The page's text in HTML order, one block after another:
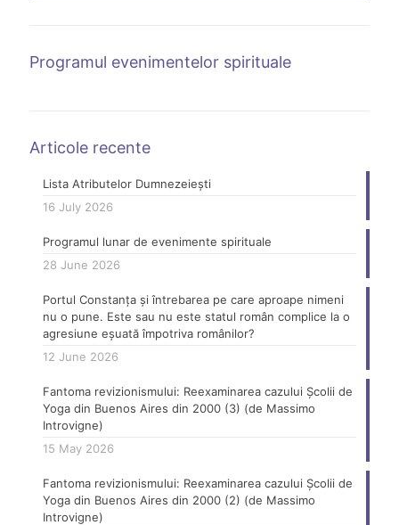
Programul evenimentelor spirituale
Articole recente
Lista Atributelor Dumnezeiești
16 July 2026
Programul lunar de evenimente spirituale
28 June 2026
Portul Constanța și întrebarea pe care aproape nimeni
nu o pune. Este sau nu este statul român complice la o
agresiune eșuată împotriva românilor?
12 June 2026
Fantoma revizionismului: Reexaminarea cazului Școlii de
Yoga din Buenos Aires din 2000 (3) (de Massimo
Introvigne)
15 May 2026
Fantoma revizionismului: Reexaminarea cazului Școlii de
Yoga din Buenos Aires din 2000 (2) (de Massimo
Introvigne)